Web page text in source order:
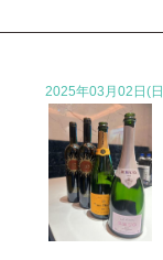
2025年03月02日(